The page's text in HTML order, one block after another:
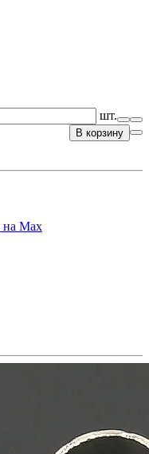
шт.
В корзину
Max